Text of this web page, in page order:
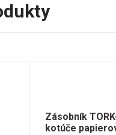
Zásobník
kotúče